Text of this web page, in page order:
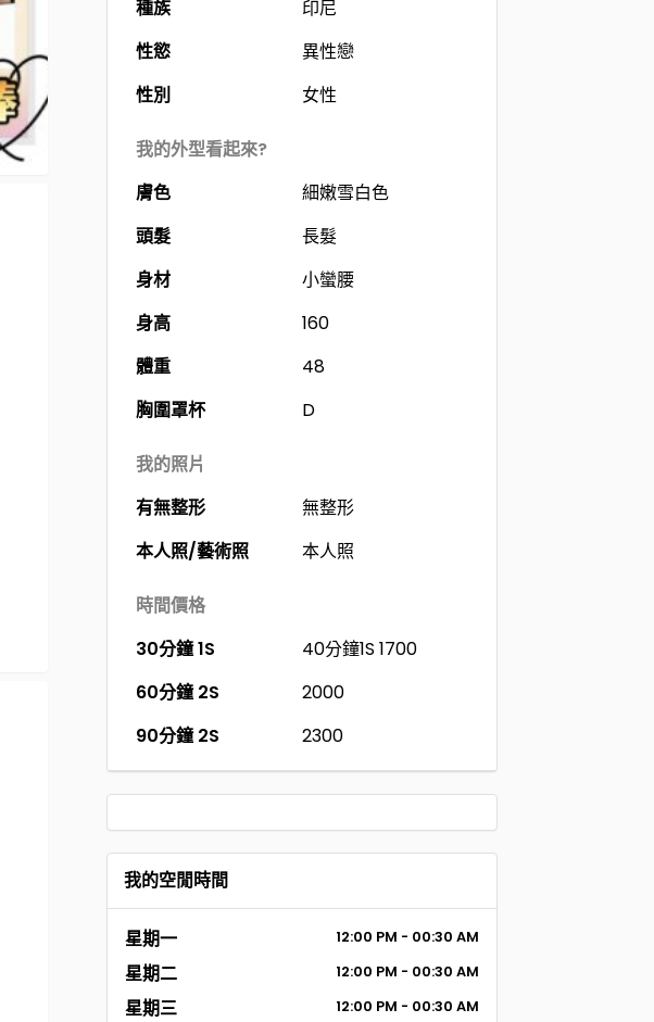
種族
印尼
性慾
異性戀
性別
女性
我的外型看起來?
膚色
細嫩雪白色
頭髮
長髮
身材
小蠻腰
身高
160
體重
48
胸圍罩杯
D
我的照片
有無整形
無整形
本人照/藝術照
本人照
時間價格
30分鐘 1S
40分鐘1S 1700
60分鐘 2S
2000
90分鐘 2S
2300
我的空閒時間
星期一 12:00 PM - 00:30 AM
星期二 12:00 PM - 00:30 AM
星期三 12:00 PM - 00:30 AM